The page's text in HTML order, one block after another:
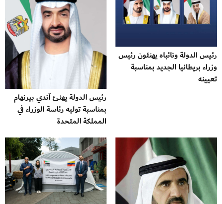
رئيس الدولة ونائباه يهنئون رئيس
وزراء بريطانيا الجديد بمناسبة
تعيينه
رئيس الدولة يهنئ آندي بيرنهام
بمناسبة توليه رئاسة الوزراء في
المملكة المتحدة